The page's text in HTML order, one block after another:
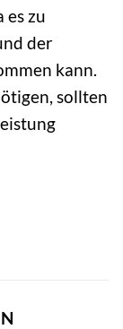
es zu
der
kann.
sollten